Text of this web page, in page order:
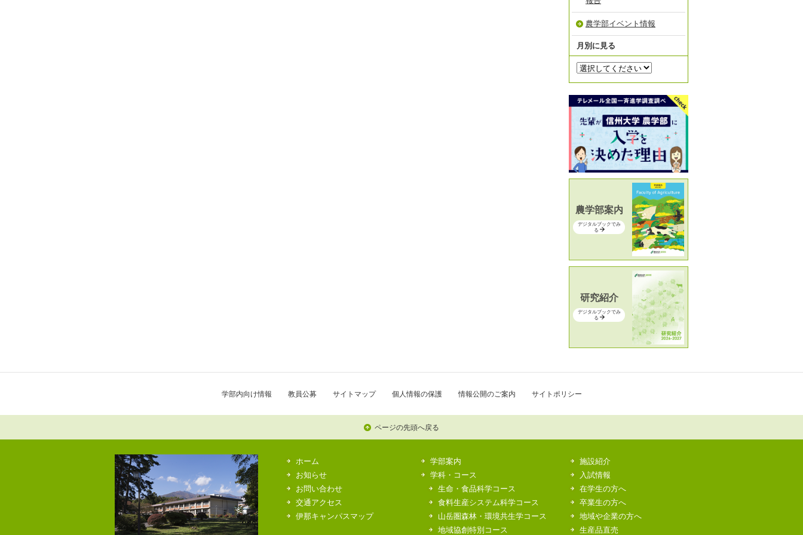
農学部イベント情報
月別に見る
農学部案内
デジタルブックでみ
る
研究紹介
デジタルブックでみ
る
学部内向け情報 教員公募 サイトマップ 個人情報の保護 情報公開のご案内 サイトポリシー
ページの先頭へ戻る
ホーム
お知らせ
お問い合わせ
交通アクセス
伊那キャンパスマップ
学部案内
学科・コース
生命・食品科学コース
食料生産システム科学コース
山岳圏森林・環境共生学コース
地域協創特別コース
施設紹介
入試情報
在学生の方へ
卒業生の方へ
地域や企業の方へ
生産品直売